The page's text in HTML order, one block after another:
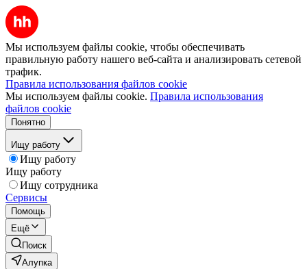
Мы используем файлы cookie, чтобы обеспечивать
правильную работу нашего веб-сайта и анализировать сетевой
трафик.
Правила использования файлов cookie
Мы используем файлы cookie. Правила использования
файлов cookie
Понятно
Ищу работу
Ищу работу
Ищу работу
Ищу сотрудника
Сервисы
Помощь
Ещё
Поиск
Алупка